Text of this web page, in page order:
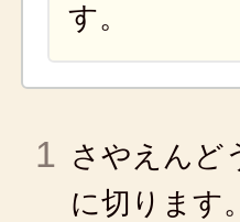
す。
1 さやえんど
に切ります。